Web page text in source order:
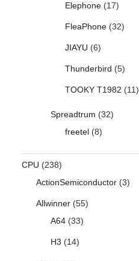
Elephone(17)
FleaPhone(32)
JIAYU (6)
Thunderbird (5)
TOOKY T1982 (11)
Spreadtrum (32)
freetel(8)
CPU (238)
ActionSemiconductor(3)
Allwinner(55)
A64(33)
H3 (14)